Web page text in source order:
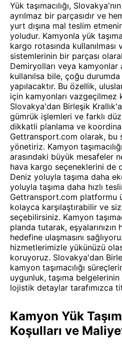
Yük taşımacılığı,
ayrılmaz bir parçasıdır ve
yurt dışına mal teslim
yoludur. Kamyonla yük
kargo rotasında kullanılması
sistemlerinin bir parçası
Demiryolları veya
kullanılsa bile, çoğu
yapılacaktır. Bu özellik,
için kamyonları vazgeçilmez
Slovakya'dan Birleşik
gümrük işlemleri ve farklı
dikkatli planlama ve
Gettransport.com olarak, bu
yönetiriz. Kamyon
arasındaki büyük mesafeler
hava kargo seçeneklerini de
Deniz yoluyla taşıma daha
yoluyla taşıma daha hızlı
Gettransport.com platformu
kolayca karşılaştırabilir ve
seçebilirsiniz. Kamyon
planda tutarak, eşyalarınızın
hedefine ulaşmasını
hizmetlerimizle yükünüzü
koruyoruz. Slovakya'dan
kamyon taşımacılığı
uygunluk, taşıma belgelerinin
lojistik detaylar tarafımızca
Kamyon Yük
Koşulları ve